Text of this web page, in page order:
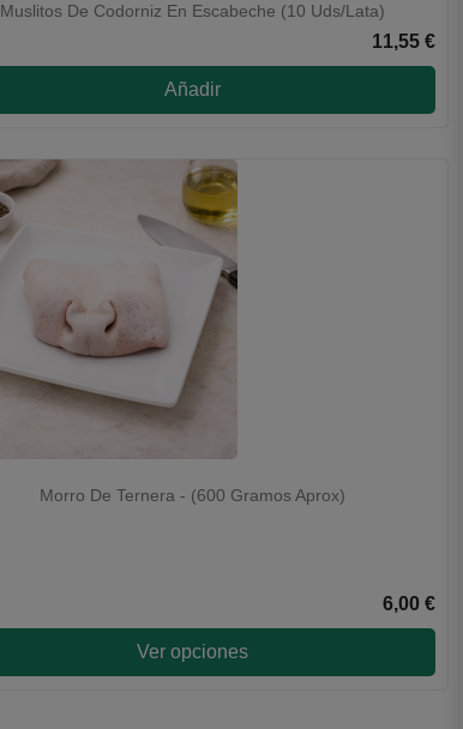
Muslitos De Codorniz En Escabeche (10 Uds/lata)
11,55 €
Añadir
Morro De Ternera - (600 Gramos Aprox)
6,00 €
Ver opciones